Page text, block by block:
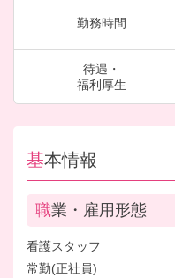
勤務時間
待遇・
福利厚生
基本情報
職業・ 雇用形態
看護スタッフ
常勤(正社員)